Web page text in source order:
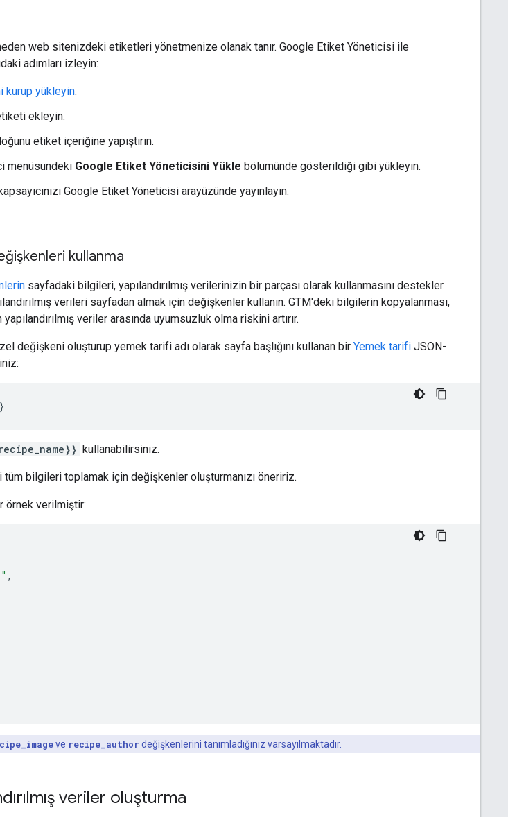
web sitenizdeki etiketleri yönetmenize olanak tanır. Google Etiket Yöneticisi ile
adımları izleyin:
kurup yükleyin.
ekleyin.
etiket içeriğine yapıştırın.
menüsündeki Google Etiket Yöneticisini Yükle bölümünde gösterildiği gibi yükleyin.
Google Etiket Yöneticisi arayüzünde yayınlayın.
kullanma
sayfadaki bilgileri, yapılandırılmış verilerinizin bir parçası olarak kullanmasını destekler.
verileri sayfadan almak için değişkenler kullanın. GTM'deki bilgilerin kopyalanması,
veriler arasında uyumsuzluk olma riskini artırır.
değişkeni oluşturup yemek tarifi adı olarak sayfa başlığını kullanan bir Yemek tarifi JSON-
}
kullanabilirsiniz.
tüm bilgileri toplamak için değişkenler oluşturmanızı öneririz.
örnek verilmiştir:
,
ve recipe_author değişkenlerini tanımladığınız varsayılmaktadır.
veriler oluşturma